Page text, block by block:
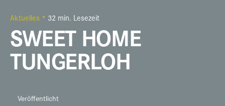
Aktuelles 32 min. Lesezeit
SWEET HOME
TUNGERLOH
Veröffentlicht